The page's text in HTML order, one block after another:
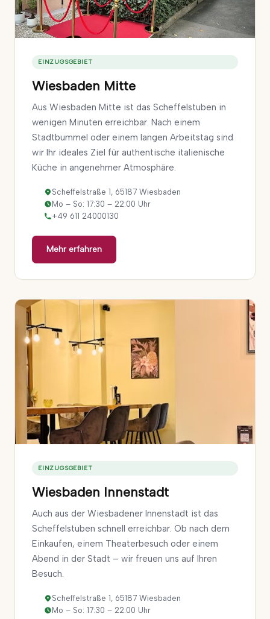
EINZUGSGEBIET
Wiesbaden Mitte
Aus Wiesbaden Mitte ist das Scheffelstuben in
wenigen Minuten erreichbar. Nach einem
Stadtbummel oder einem langen Arbeitstag sind
wir Ihr ideales Ziel für authentische italienische
Küche in angenehmer Atmosphäre.
Scheffelstraße 1, 65187 Wiesbaden
Mo – So: 17:30 – 22:00 Uhr
+49 611 24000130
Mehr erfahren
EINZUGSGEBIET
Wiesbaden Innenstadt
Auch aus der Wiesbadener Innenstadt ist das
Scheffelstuben schnell erreichbar. Ob nach dem
Einkaufen, einem Theaterbesuch oder einem
Abend in der Stadt – wir freuen uns auf Ihren
Besuch.
Scheffelstraße 1, 65187 Wiesbaden
Mo – So: 17:30 – 22:00 Uhr